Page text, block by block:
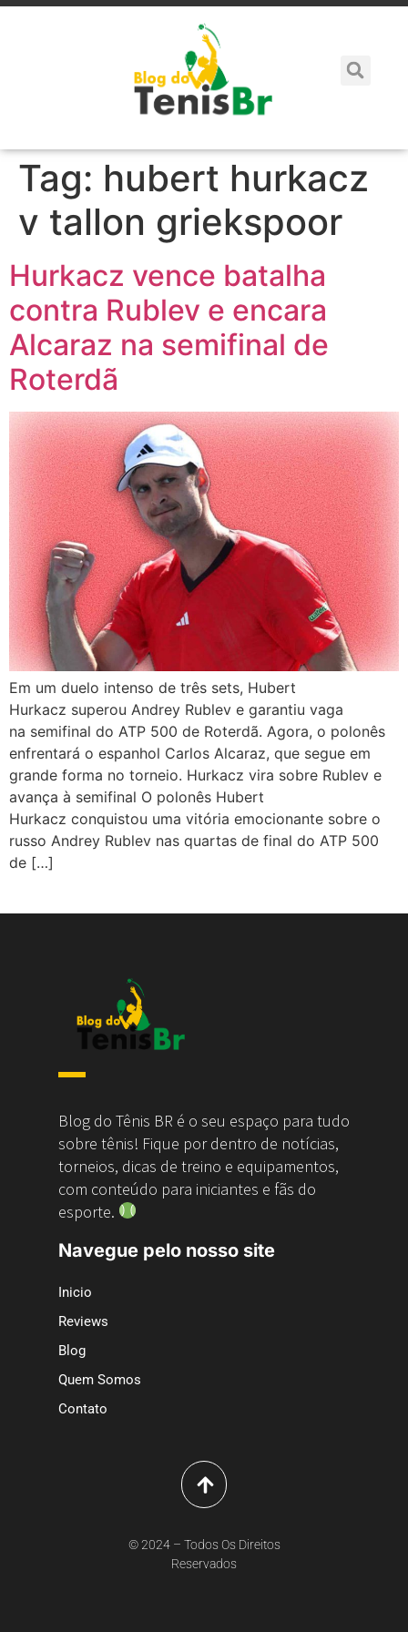
Tag: hubert hurkacz
v tallon griekspoor
Hurkacz vence batalha
contra Rublev e encara
Alcaraz na semifinal de
Roterdã
Em um duelo intenso de três sets, Hubert
Hurkacz superou Andrey Rublev e garantiu vaga
na semifinal do ATP 500 de Roterdã. Agora, o polonês
enfrentará o espanhol Carlos Alcaraz, que segue em
grande forma no torneio. Hurkacz vira sobre Rublev e
avança à semifinal O polonês Hubert
Hurkacz conquistou uma vitória emocionante sobre o
russo Andrey Rublev nas quartas de final do ATP 500
de […]
Blog do Tênis BR é o seu espaço para tudo
sobre tênis! Fique por dentro de notícias,
torneios, dicas de treino e equipamentos,
com conteúdo para iniciantes e fãs do
esporte.
Navegue pelo nosso site
Inicio
Reviews
Blog
Quem Somos
Contato
© 2024 – Todos Os Direitos
Reservados